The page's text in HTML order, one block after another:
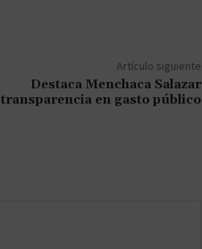
Artículo siguiente
Destaca Menchaca Salazar
transparencia en gasto público